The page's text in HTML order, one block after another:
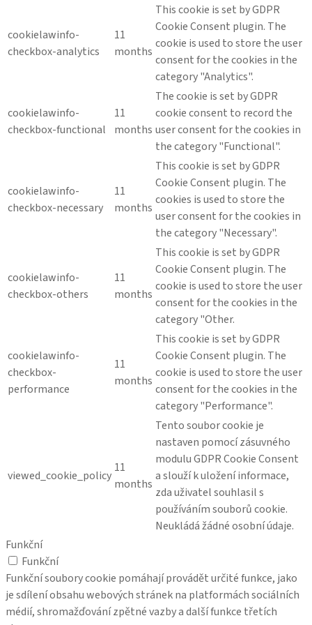
cookielawinfo-
checkbox-analytics
11
months
This cookie is set by GDPR
Cookie Consent plugin. The
cookie is used to store the user
consent for the cookies in the
category "Analytics".
cookielawinfo-
checkbox-functional
11
months
The cookie is set by GDPR
cookie consent to record the
user consent for the cookies in
the category "Functional".
cookielawinfo-
checkbox-necessary
11
months
This cookie is set by GDPR
Cookie Consent plugin. The
cookies is used to store the
user consent for the cookies in
the category "Necessary".
cookielawinfo-
checkbox-others
11
months
This cookie is set by GDPR
Cookie Consent plugin. The
cookie is used to store the user
consent for the cookies in the
category "Other.
cookielawinfo-
checkbox-
performance
11
months
This cookie is set by GDPR
Cookie Consent plugin. The
cookie is used to store the user
consent for the cookies in the
category "Performance".
viewed_cookie_policy
11
months
Tento soubor cookie je
nastaven pomocí zásuvného
modulu GDPR Cookie Consent
a slouží k uložení informace,
zda uživatel souhlasil s
používáním souborů cookie.
Neukládá žádné osobní údaje.
Funkční
Funkční
Funkční soubory cookie pomáhají provádět určité funkce, jako
je sdílení obsahu webových stránek na platformách sociálních
médií, shromažďování zpětné vazby a další funkce třetích